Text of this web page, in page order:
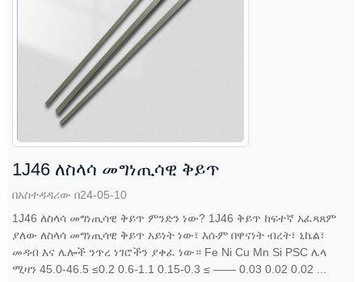
1J46 ለስላሳ መግነጢሳዊ ቅይጥ
በአስተዳዳሪው በ24-05-10
1J46 ለስላሳ መግነጢሳዊ ቅይጥ ምንድን ነው? 1J46 ቅይጥ ከፍተኛ አፈጻጸም
ያለው ለስላሳ መግነጢሳዊ ቅይጥ አይነት ነው፣ እሱም በዋናነት ብረት፣ ኒኬል፣
መዳብ እና ሌሎች ንጥረ ነገሮችን ያቀፈ ነው። Fe Ni Cu Mn Si PSC ሌላ
ሚዛን 45.0-46.5 ≤0.2 0.6-1.1 0.15-0.3 ≤ —— 0.03 0.02 0.02 ...